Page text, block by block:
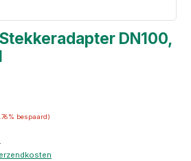
DN100,
bespaard)